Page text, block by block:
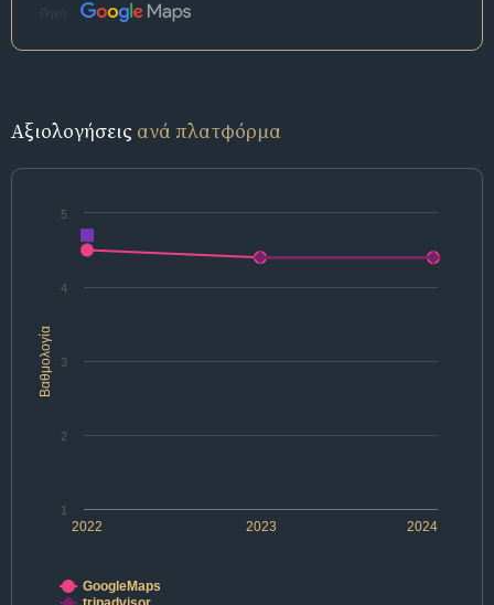
Πηγή:
Αξιολογήσεις ανά πλατφόρμα
Βαθμολογία
2022 2023 2024
1
2
3
4
5
GoogleMaps